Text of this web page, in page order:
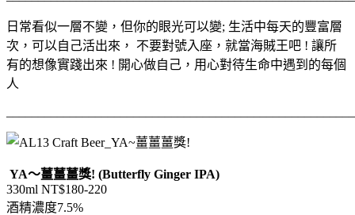
日常看似一層不變，但你的眼光可以變; 生活中每天的豐富層
次，可以自己活出來， 不要對號入座，就當海賊王吧 ! 讓所
有的想像實踐出來 ! 開心做自己，用心對待生命中遇到的每個
人
YA～薑薑薑獎! (Butterfly Ginger IPA)
330ml NT$180-220
酒精濃度7.5%